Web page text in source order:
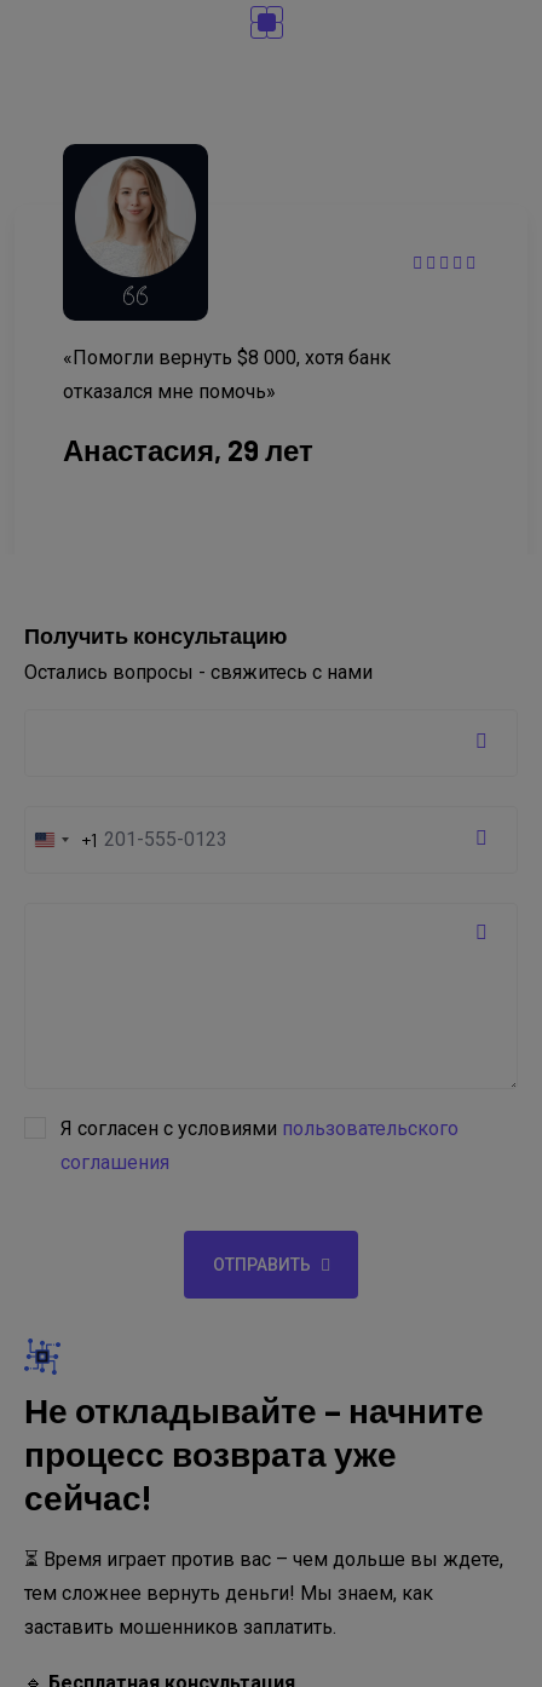
«Помогли вернуть $8 000, хотя банк
отказался мне помочь»
Анастасия, 29 лет
Получить консультацию
Остались вопросы - свяжитесь с нами
United
+1
Я согласен с условиями пользовательского
соглашения
ОТПРАВИТЬ
Не откладывайте – начните
процесс возврата уже
сейчас!
⏳ Время играет против вас – чем дольше вы ждете,
тем сложнее вернуть деньги! Мы знаем, как
заставить мошенников заплатить.